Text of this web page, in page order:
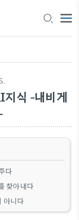
지식 -내비게
다
찾아내다
아니다